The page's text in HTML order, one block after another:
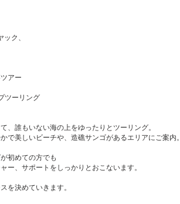
ク、
アー
ツーリング
、 誰もいない海の上をゆったりとツーリング。
で美しいビーチや、 造礁サンゴがあるエリアにご案内。
初めての方でも
ー、 サポートをしっかりとおこないます。
を決めていきます。